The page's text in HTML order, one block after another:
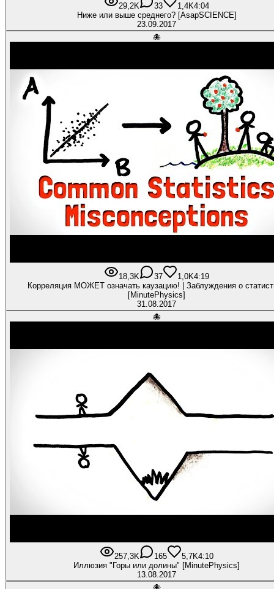
29,2K 33 1,4K4:04
Ниже или выше среднего? [AsapSCIENCE]
23.09.2017
🐙
18,3K 37 1,0K4:19
Корреляция МОЖЕТ означать каузацию! | Заблуждения о
[MinutePhysics]
31.08.2017
🐙
257,3K 165 5,7K4:10
Иллюзия "Горы или долины" [MinutePhysics]
13.08.2017